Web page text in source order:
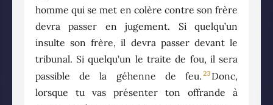
homme qui se met en colère contre son frère
devra passer en jugement. Si quelqu’un
insulte son frère, il devra passer devant le
tribunal. Si quelqu’un le traite de fou, il sera
passible de la géhenne de feu. 23 Donc,
lorsque tu vas présenter ton offrande à